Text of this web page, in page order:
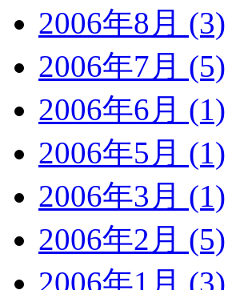
2006年8月 (3)
2006年7月 (5)
2006年6月 (1)
2006年5月 (1)
2006年3月 (1)
2006年2月 (5)
2006年1月 (3)